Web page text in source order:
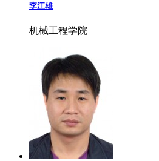
李江雄
机械工程学院